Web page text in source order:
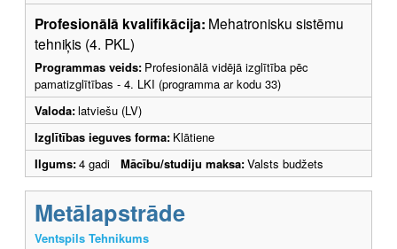
Profesionālā kvalifikācija: Mehatronisku sistēmu
tehniķis (4. PKL)
Programmas veids: Profesionālā vidējā izglītība pēc
pamatizglītības - 4. LKI (programma ar kodu 33)
Valoda:latviešu (LV)
Izglītības ieguves forma: Klātiene
Ilgums:4 gadi Mācību/studiju maksa:Valsts budžets
Metālapstrāde
Ventspils Tehnikums